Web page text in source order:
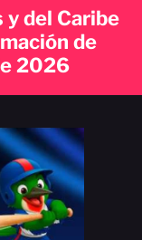
y del Caribe
de
2026